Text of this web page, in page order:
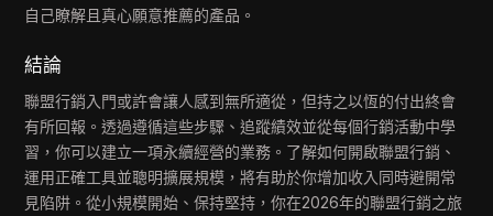
自己瞭解且真心願意推薦的產品。
結論
聯盟行銷入門或許會讓人感到無所適從，但持之以恆的付出終會
有所回報。透過遵循這些步驟、追蹤績效並從每個行銷活動中學
習，你可以建立一項永續經營的業務。了解如何開啟聯盟行銷、
運用正確工具並聰明擴展規模，將有助於你增加收入同時避開常
見陷阱。從小規模開始、保持堅持，你在2026年的聯盟行銷之旅